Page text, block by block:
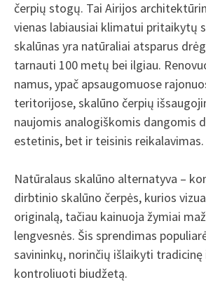
čerpių stogų. Tai Airijos
vienas labiausiai klimatui pritaikytų
skalūnas yra natūraliai atsparus
tarnauti 100 metų bei ilgiau.
namus, ypač apsaugomuose
teritorijose, skalūno čerpių
naujomis analogiškomis dangomis
estetinis, bet ir teisinis reikalavimas.
Natūralaus skalūno alternatyva –
dirbtinio skalūno čerpės, kurios
originalą, tačiau kainuoja žymiai
lengvesnės. Šis sprendimas
savininkų, norinčių išlaikyti tradicinę
kontroliuoti biudžetą.